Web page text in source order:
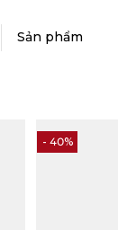
- 40%
Sản phẩm